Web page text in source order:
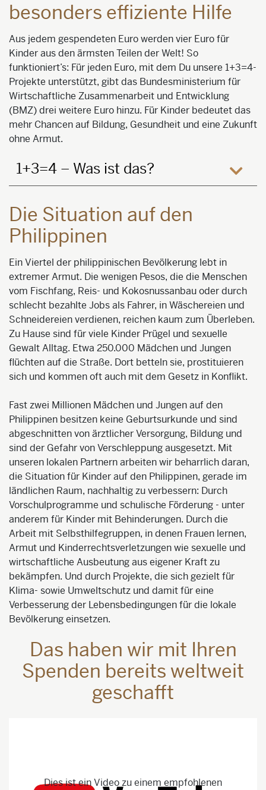
besonders effiziente Hilfe
Aus jedem gespendeten Euro werden vier Euro für
Kinder aus den ärmsten Teilen der Welt! So
funktioniert’s: Für jeden Euro, mit dem Du unsere 1+3=4-
Projekte unterstützt, gibt das Bundesministerium für
Wirtschaftliche Zusammenarbeit und Entwicklung
(BMZ) drei weitere Euro hinzu. Für Kinder bedeutet das
mehr Chancen auf Bildung, Gesundheit und eine Zukunft
ohne Armut.
1+3=4 – Was ist das?
Die Situation auf den
Philippinen
Ein Viertel der philippinischen Bevölkerung lebt in
extremer Armut. Die wenigen Pesos, die die Menschen
vom Fischfang, Reis- und Kokosnussanbau oder durch
schlecht bezahlte Jobs als Fahrer, in Wäschereien und
Schneidereien verdienen, reichen kaum zum Überleben.
Zu Hause sind für viele Kinder Prügel und sexuelle
Gewalt Alltag. Etwa 250.000 Mädchen und Jungen
flüchten auf die Straße. Dort betteln sie, prostituieren
sich und kommen oft auch mit dem Gesetz in Konflikt.
Fast zwei Millionen Mädchen und Jungen auf den
Philippinen besitzen keine Geburtsurkunde und sind
abgeschnitten von ärztlicher Versorgung, Bildung und
sind der Gefahr von Verschleppung ausgesetzt. Mit
unseren lokalen Partnern arbeiten wir beharrlich daran,
die Situation für Kinder auf den Philippinen, gerade im
ländlichen Raum, nachhaltig zu verbessern: Durch
Vorschulprogramme und schulische Förderung - unter
anderem für Kinder mit Behinderungen. Durch die
Arbeit mit Selbsthilfegruppen, in denen Frauen lernen,
Armut und Kinderrechtsverletzungen wie sexuelle und
wirtschaftliche Ausbeutung aus eigener Kraft zu
bekämpfen. Und durch Projekte, die sich gezielt für
Klima- sowie Umweltschutz und damit für eine
Verbesserung der Lebensbedingungen für die lokale
Bevölkerung einsetzen.
Das haben wir mit Ihren
Spenden bereits weltweit
geschafft
Dies ist ein Video zu einem empfohlenen